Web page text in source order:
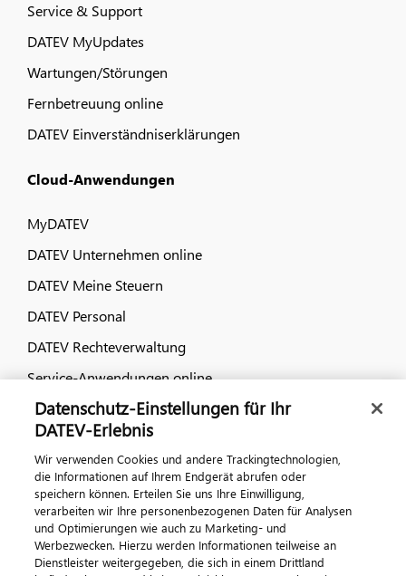
Service & Support
DATEV MyUpdates
Wartungen/Störungen
Fernbetreuung online
DATEV Einverständniserklärungen
Cloud-Anwendungen
MyDATEV
DATEV Unternehmen online
DATEV Meine Steuern
DATEV Personal
DATEV Rechteverwaltung
Service-Anwendungen online
Dialog & Medien
Veranstaltungen
DATEV magazin
DATEV-Community
DATEV-Newsletter
Datenschutz-Einstellungen für Ihr
DATEV-Erlebnis
Wir verwenden Cookies und andere Trackingtechnologien,
die Informationen auf Ihrem Endgerät abrufen oder
speichern können. Erteilen Sie uns Ihre Einwilligung,
verarbeiten wir Ihre personenbezogenen Daten für Analysen
und Optimierungen wie auch zu Marketing- und
Werbezwecken. Hierzu werden Informationen teilweise an
Dienstleister weitergegeben, die sich in einem Drittland